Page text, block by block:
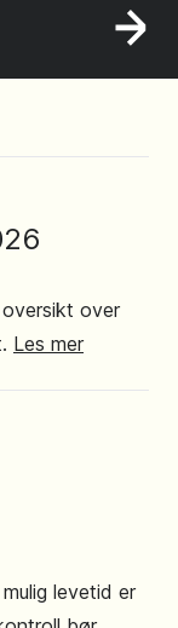
over
Les mer
levetid er